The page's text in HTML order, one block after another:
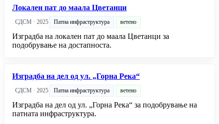
Локален пат до маала Цветанци
СДСМ · 2025 Патна инфраструктура ветено
Изградба на локален пат до маала Цветанци за
подобрување на достапноста.
Изградба на дел од ул. „Горна Река“
СДСМ · 2025 Патна инфраструктура ветено
Изградба на дел од ул. „Горна Река“ за подобрување на
патната инфраструктура.